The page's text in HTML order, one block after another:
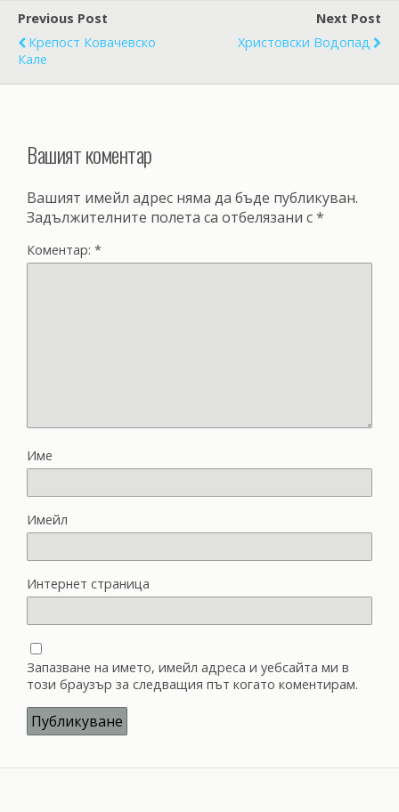
Previous Post
Крепост Ковачевско
Кале
Next Post
Христовски Водопад
Вашият коментар
Вашият имейл адрес няма да бъде публикуван.
Задължителните полета са отбелязани с*
Коментар: *
Име
Имейл
Интернет страница
Запазване на името, имейл адреса и уебсайта ми в
този браузър за следващия път когато коментирам.